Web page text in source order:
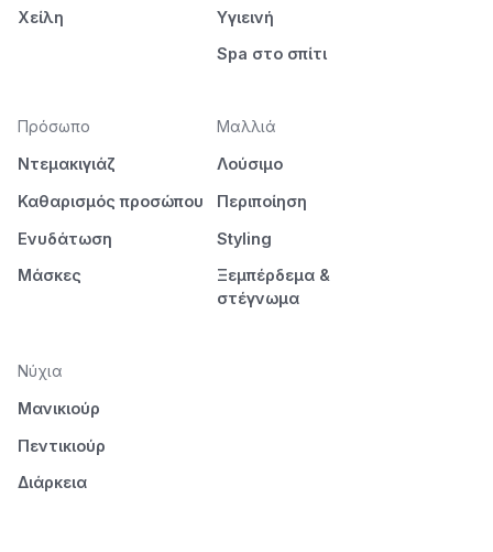
Χείλη
Υγιεινή
Spa στο σπίτι
Πρόσωπο
Ντεμακιγιάζ
Καθαρισμός προσώπου
Ενυδάτωση
Μάσκες
Μαλλιά
Λούσιμο
Περιποίηση
Styling
Ξεμπέρδεμα &
στέγνωμα
Νύχια
Μανικιούρ
Πεντικιούρ
Διάρκεια